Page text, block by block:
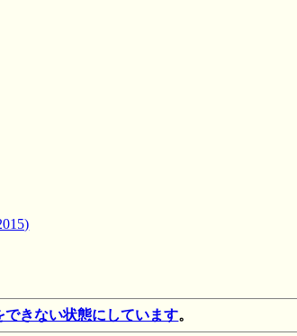
できない状態にしています。